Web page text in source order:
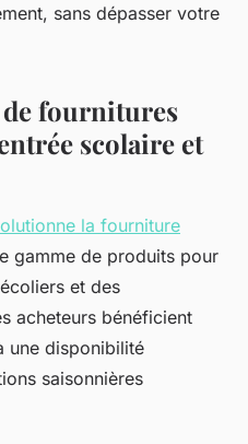
sans dépasser votre
de fournitures
scolaire et
la fourniture
gamme de produits pour
et des
acheteurs bénéficient
une disponibilité
saisonnières